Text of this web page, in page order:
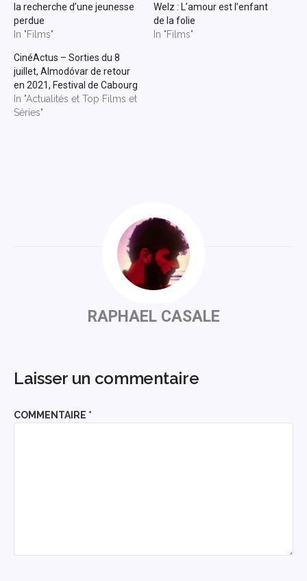
la recherche d’une jeunesse
perdue
In "Films"
Welz : L’amour est l’enfant
de la folie
In "Films"
CinéActus – Sorties du 8
juillet, Almodóvar de retour
en 2021, Festival de Cabourg
In "Actualités et Top Films et
Séries"
RAPHAEL CASALE
Laisser un commentaire
COMMENTAIRE *